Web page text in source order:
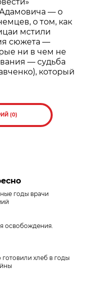
Адамовича — о
о том, как
мстили
сюжета —
ни в чем не
— судьба
который
(0)
годы врачи
освобождения.
готовили хлеб в годы